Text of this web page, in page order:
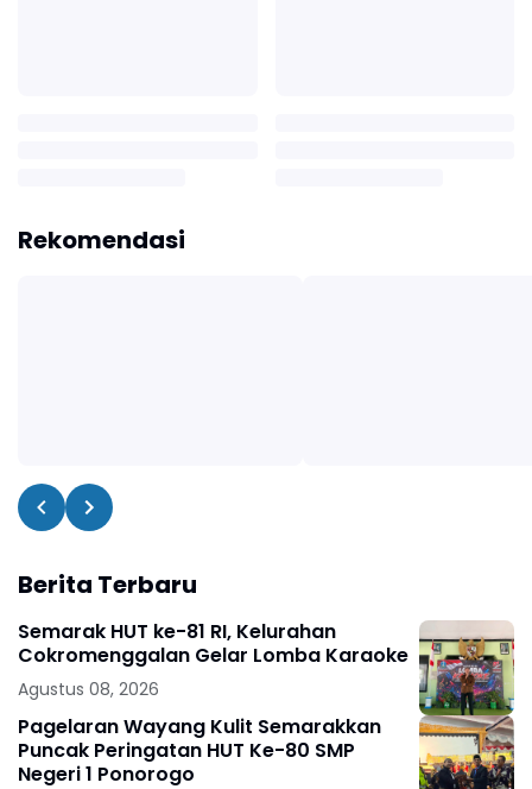
Rekomendasi
Berita Terbaru
Semarak HUT ke-81 RI, Kelurahan
Cokromenggalan Gelar Lomba Karaoke
Agustus 08, 2026
Pagelaran Wayang Kulit Semarakkan
Puncak Peringatan HUT Ke-80 SMP
Negeri 1 Ponorogo